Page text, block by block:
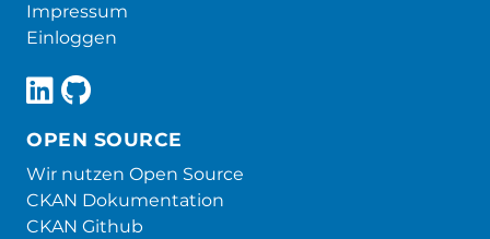
Impressum
Einloggen
OPEN SOURCE
Wir nutzen Open Source
CKAN Dokumentation
CKAN Github